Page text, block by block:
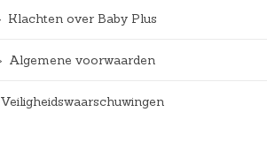
Klachten over Baby Plus
Algemene voorwaarden
Veiligheidswaarschuwingen